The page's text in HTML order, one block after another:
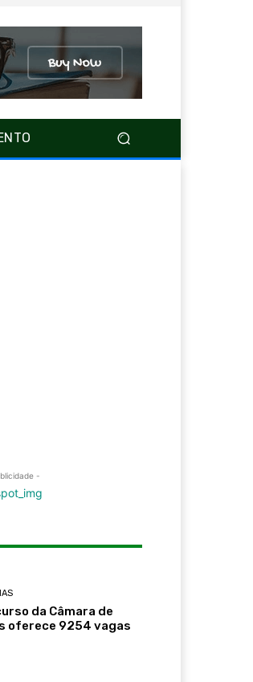
-
da Câmara de
oferece 9254 vagas